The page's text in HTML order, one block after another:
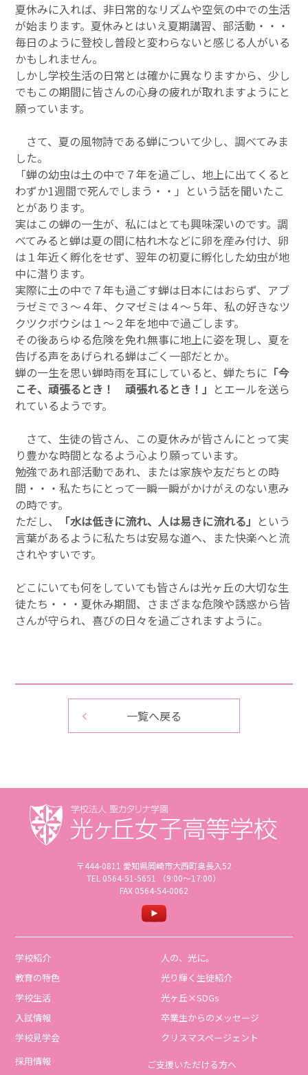
夏休みに入れば、非日常的なリズムや空気の中での生活
が始まります。夏休みとはいえ夏期講習、部活動・・・
毎日のように登校し普段と変わらないと感じる人がいる
かもしれません。
しかし学校生活の日常とは確かに異なりますから、少し
でもこの期間に皆さんの心身の疲れが取れますようにと
願っています。
さて、夏の風物詩である蝉について少し、調べてみま
した。
「蝉の幼虫は土の中で７年を過ごし、地上に出てくると
わずか1週間で死んでしまう・・」という話を聞いたこ
とがあります。
実はこの蝉の一生が、私にはとても興味深いのです。調
べてみると蝉は夏の間に枯れ木などに卵を産み付け、卵
は１年近く孵化をせず、翌年の初夏に孵化した幼虫が地
中に潜ります。
実際に土の中で７年も過ごす蝉は日本にはおらず、アブ
ラゼミで３～４年、クマゼミは４～５年、私の好きなツ
クツクボウシは１～２年を地中で過ごします。
その後あらゆる危険を免れ無事に地上に姿を現し、夏を
告げる声をあげられる蝉はごく一部だとか。
蝉の一生を思い蝉時雨を耳にしていると、蝉たちに 「今
こそ、頑張るとき！ 頑張れるとき！」 とエールを送ら
れているようです。
さて、生徒の皆さん、この夏休みが皆さんにとって実
り豊かな時間となるよう心より願っています。
勉強であれ部活動であれ、または家族や友だちとの時
間・・・私たちにとって一瞬一瞬がかけがえのない恵み
の時です。
ただし、
「水は低きに流れ、人は易きに流れる」 という
言葉があるように私たちは安易な道へ、また快楽へと流
されやすいです。
どこにいても何をしていても皆さんは光ヶ丘の大切な生
徒たち・・・夏休み期間、さまざまな危険や誘惑から皆
さんが守られ、喜びの日々を過ごされますように。
一覧へ戻る
〒444-0811 愛知県岡崎市大西町奥長入52
TEL 0564-51-5651 （9:00〜17:00）
FAX 0564-54-0062
学校紹介
教育の特色
学校生活
入試情報
学校見学会
人の、光に。
光り輝く生徒紹介
光ヶ丘×SDGs
卒業生からのメッセージ
クリスマスページェント
採用情報
ご支援いただける方へ